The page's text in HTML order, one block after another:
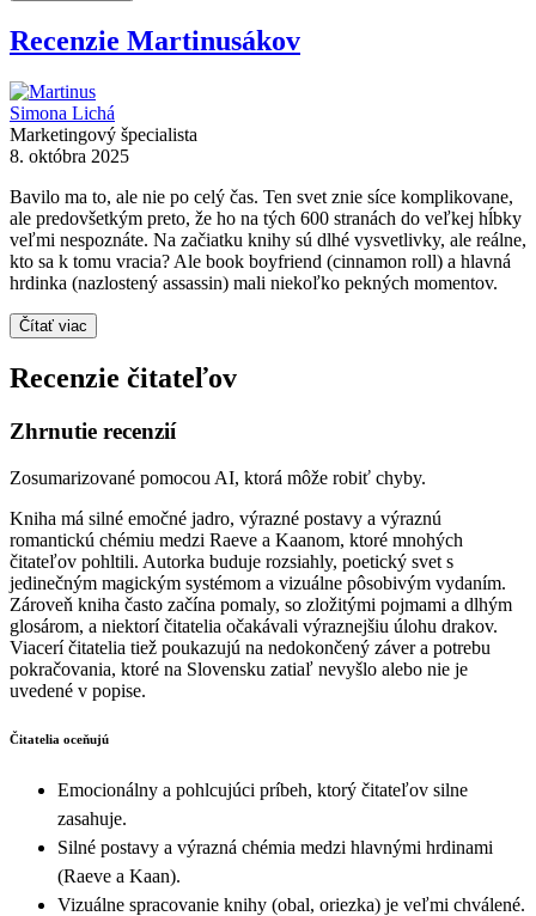
Recenzie Martinusákov
Simona Lichá
Marketingový špecialista
8. októbra 2025
Bavilo ma to, ale nie po celý čas. Ten svet znie síce komplikovane,
ale predovšetkým preto, že ho na tých 600 stranách do veľkej hĺbky
veľmi nespoznáte. Na začiatku knihy sú dlhé vysvetlivky, ale reálne,
kto sa k tomu vracia? Ale book boyfriend (cinnamon roll) a hlavná
hrdinka (nazlostený assassin) mali niekoľko pekných momentov.
Čítať viac
Recenzie čitateľov
Zhrnutie recenzií
Zosumarizované pomocou AI, ktorá môže robiť chyby.
Kniha má silné emočné jadro, výrazné postavy a výraznú
romantickú chémiu medzi Raeve a Kaanom, ktoré mnohých
čitateľov pohltili. Autorka buduje rozsiahly, poetický svet s
jedinečným magickým systémom a vizuálne pôsobivým vydaním.
Zároveň kniha často začína pomaly, so zložitými pojmami a dlhým
glosárom, a niektorí čitatelia očakávali výraznejšiu úlohu drakov.
Viacerí čitatelia tiež poukazujú na nedokončený záver a potrebu
pokračovania, ktoré na Slovensku zatiaľ nevyšlo alebo nie je
uvedené v popise.
Čitatelia oceňujú
Emocionálny a pohlcujúci príbeh, ktorý čitateľov silne
zasahuje.
Silné postavy a výrazná chémia medzi hlavnými hrdinami
(Raeve a Kaan).
Vizuálne spracovanie knihy (obal, oriezka) je veľmi chválené.